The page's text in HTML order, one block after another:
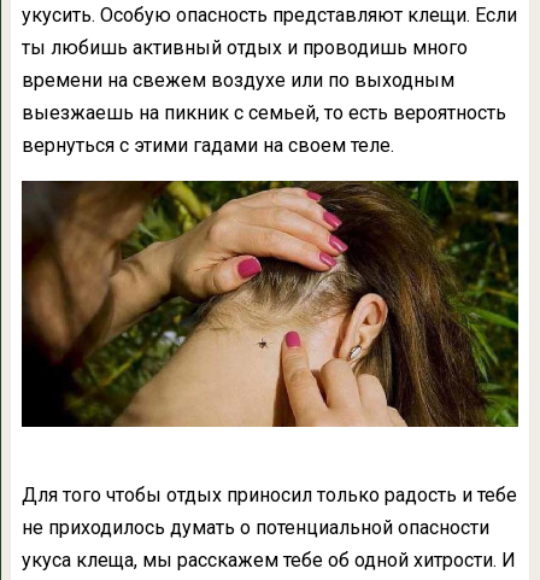
укусить. Особую опасность представляют клещи. Если
ты любишь активный отдых и проводишь много
времени на свежем воздухе или по выходным
выезжаешь на пикник с семьей, то есть вероятность
вернуться с этими гадами на своем теле.
Для того чтобы отдых приносил только радость и тебе
не приходилось думать о потенциальной опасности
укуса клеща, мы расскажем тебе об одной хитрости. И